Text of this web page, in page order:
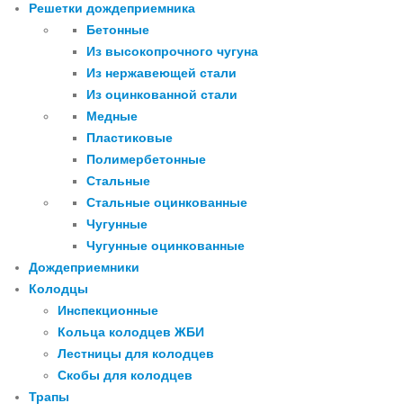
Решетки дождеприемника
Бетонные
Из высокопрочного чугуна
Из нержавеющей стали
Из оцинкованной стали
Медные
Пластиковые
Полимербетонные
Стальные
Стальные оцинкованные
Чугунные
Чугунные оцинкованные
Дождеприемники
Колодцы
Инспекционные
Кольца колодцев ЖБИ
Лестницы для колодцев
Скобы для колодцев
Трапы